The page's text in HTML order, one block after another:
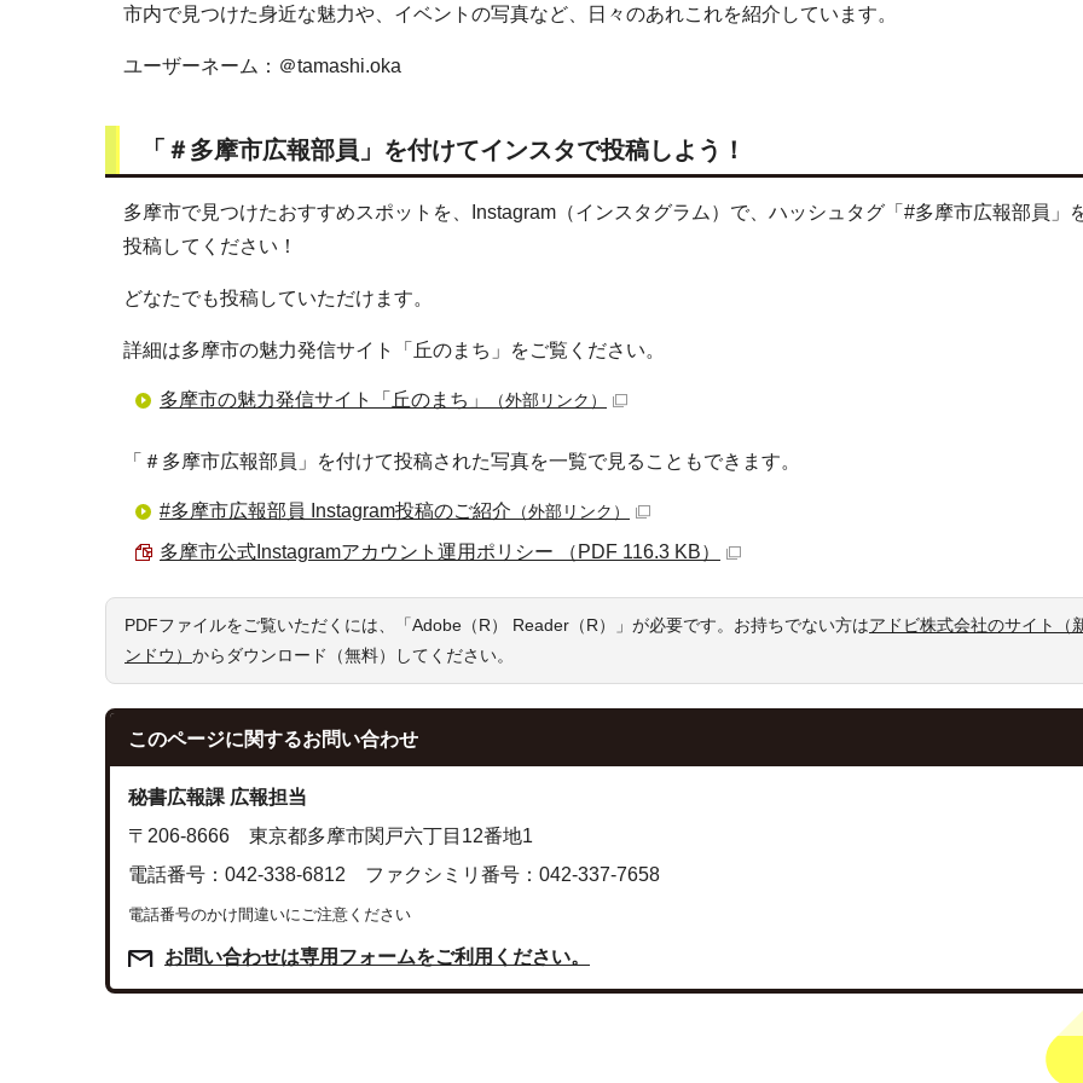
市内で見つけた身近な魅力や、イベントの写真など、日々のあれこれを紹介しています。
ユーザーネーム：＠tamashi.oka
「＃多摩市広報部員」を付けてインスタで投稿しよう！
多摩市で見つけたおすすめスポットを、Instagram（インスタグラム）で、ハッシュタグ「#多摩市広報部員」
投稿してください！
どなたでも投稿していただけます。
詳細は多摩市の魅力発信サイト「丘のまち」をご覧ください。
多摩市の魅力発信サイト「丘のまち」 （外部リンク）
「＃多摩市広報部員」を付けて投稿された写真を一覧で見ることもできます。
#多摩市広報部員 Instagram投稿のご紹介 （外部リンク）
多摩市公式Instagramアカウント運用ポリシー （PDF 116.3 KB）
PDFファイルをご覧いただくには、「Adobe（R） Reader（R）」が必要です。お持ちでない方はアドビ株式会社のサイト（
ンドウ） からダウンロード（無料）してください。
このページに関するお問い合わせ
秘書広報課 広報担当
〒206-8666 東京都多摩市関戸六丁目12番地1
電話番号：042-338-6812 ファクシミリ番号：042-337-7658
電話番号のかけ間違いにご注意ください
お問い合わせは専用フォームをご利用ください。